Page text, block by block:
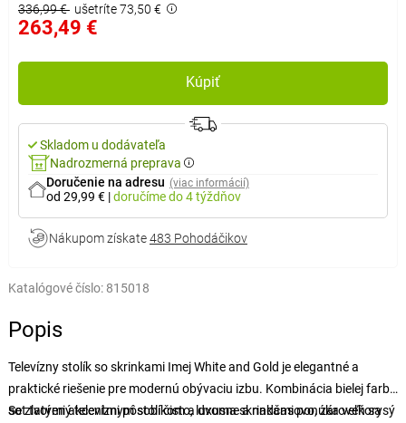
336,99 € ušetríte 73,50 €
263,49 €
Kúpiť
Skladom u dodávateľa
Nadrozmerná preprava
Doručenie na adresu (viac informácií)
od 29,99 € |doručímedo 4 týždňov
Nákupom získate483 Pohodáčikov
Katalógové číslo: 815018
Popis
Televízny stolík so skrinkami Imej White and Gold je elegantné a
praktické riešenie pre modernú obývaciu izbu. Kombinácia bielej farby
so zlatými akcentmi pôsobí čisto, luxusne a nadčasovo, zároveň sa
Set tvorený televíznym stolíkom a dvoma skrinkami ponúka veľkorysý